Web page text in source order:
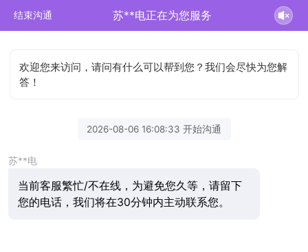
结束沟通 苏**电正在为您服务
欢迎您来访问，请问有什么可以帮到您？我们会尽快为您解
答！
2026-08-06 16:08:33 开始沟通
苏**电
当前客服繁忙/不在线，为避免您久等，请留下
您的电话，我们将在30分钟内主动联系您。